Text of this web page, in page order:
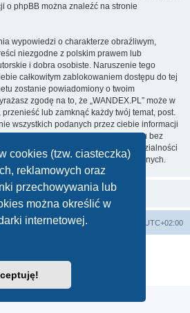
cookies (tzw. ciasteczka)
reklamowych oraz
przechowywania lub
można określić w
internetowej.
o phpBB można znaleźć na stronie
wypowiedzi o charakterze obraźliwym,
niezgodne z polskim prawem lub
i dobra osobiste. Naruszenie tego
całkowitym zablokowaniem dostępu do tej
zostanie powiadomiony o twoim
zgodę na to, że „WANDEX.PL” może w
lub zamknąć każdy twój temat, post.
wszystkich podanych przez ciebie informacji
te nie będą przekazywane nikomu bez
ani phpBB nie ponosi odpowiedzialności
których może dojść do kradzieży danych.
UTC+02:00
językowy dostarcza
danych osobowych